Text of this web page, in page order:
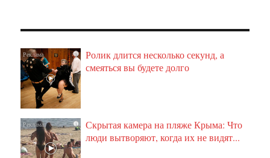
i
Ролик длится несколько секунд, а
смеяться вы будете долго
i
Скрытая камера на пляже Крыма: Что
люди вытворяют, когда их не видят...